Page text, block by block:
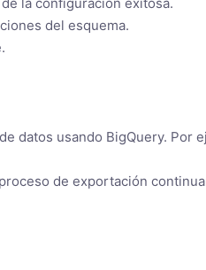
del esquema.
datos usando BigQuery. Por
de exportación